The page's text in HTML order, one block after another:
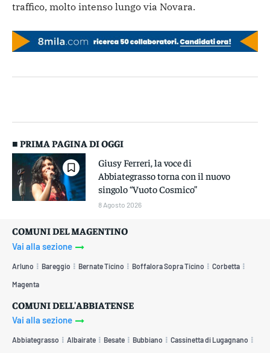
traffico, molto intenso lungo via Novara.
■ PRIMA PAGINA DI OGGI
Giusy Ferreri, la voce di
Abbiategrasso torna con il nuovo
singolo “Vuoto Cosmico”
8 Agosto 2026
COMUNI DEL MAGENTINO
Vai alla sezione
Arluno Bareggio Bernate Ticino Boffalora Sopra Ticino Corbetta
Magenta
COMUNI DELL'ABBIATENSE
Vai alla sezione
Abbiategrasso Albairate Besate Bubbiano Cassinetta di Lugagnano